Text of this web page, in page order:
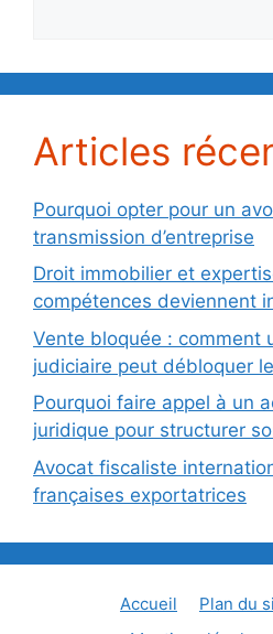
Articles
Pourquoi opter pour un
transmission d’entreprise
Droit immobilier et
compétences deviennent
Vente bloquée : comment
judiciaire peut débloquer
Pourquoi faire appel à un
juridique pour structurer
Avocat fiscaliste
françaises exportatrices
Accueil Plan du